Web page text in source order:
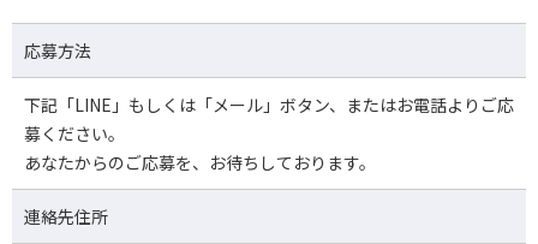
応募方法
下記「LINE」もしくは「メール」ボタン、またはお電話よりご応
募ください。
あなたからのご応募を、お待ちしております。
連絡先住所